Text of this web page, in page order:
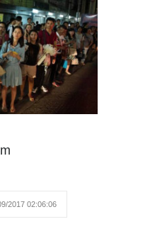
2017 02:06:06